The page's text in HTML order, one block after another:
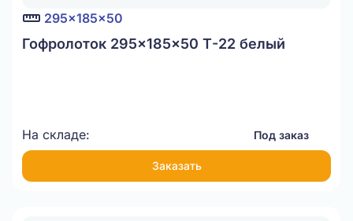
295x185x50
Гофролоток 295x185x50 Т-22 белый
На складе: Под заказ
Заказать